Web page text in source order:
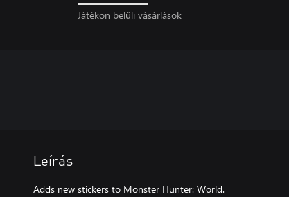
Játékon belüli vásárlások
Leírás
Adds new stickers to Monster Hunter: World.